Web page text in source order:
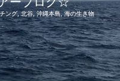
ング,北谷,沖縄本島 ,海の生き物